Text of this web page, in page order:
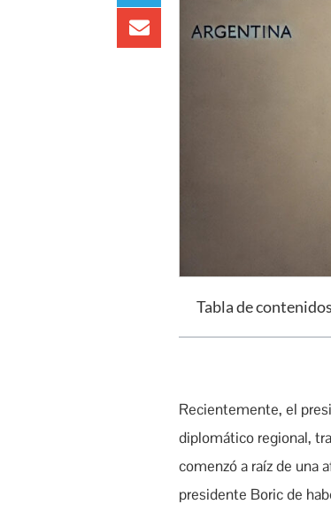
Tabla de contenidos
Recientemente, el
diplomático regional,
comenzó a raíz de una
presidente Boric de